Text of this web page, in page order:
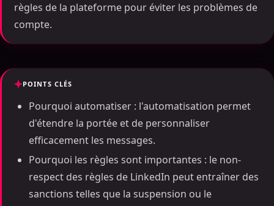
règles de la plateforme pour éviter les problèmes de
compte.
POINTS CLÉS
Pourquoi automatiser : l'automatisation permet
d'étendre la portée et de personnaliser
efficacement les messages.
Pourquoi les règles sont importantes : le non-
respect des règles de LinkedIn peut entraîner des
sanctions telles que la suspension ou le